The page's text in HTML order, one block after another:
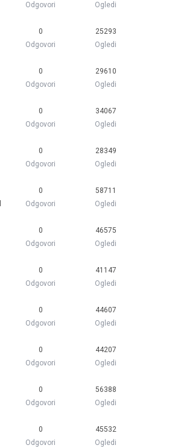
Odgovori
Ogledi
0
Odgovori
25293
Ogledi
0
Odgovori
29610
Ogledi
0
Odgovori
34067
Ogledi
0
Odgovori
28349
Ogledi
0
Odgovori
58711
Ogledi
0
Odgovori
46575
Ogledi
0
Odgovori
41147
Ogledi
0
Odgovori
44607
Ogledi
0
Odgovori
44207
Ogledi
0
Odgovori
56388
Ogledi
0
Odgovori
45532
Ogledi